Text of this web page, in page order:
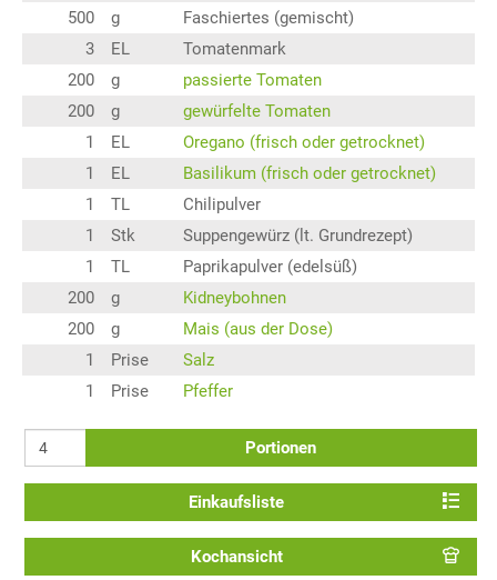
500
g
Faschiertes (gemischt)
3
EL
Tomatenmark
200
g
passierte Tomaten
200
g
gewürfelte Tomaten
1
EL
Oregano (frisch oder getrocknet)
1
EL
Basilikum (frisch oder getrocknet)
1
TL
Chilipulver
1
Stk
Suppengewürz (lt. Grundrezept)
1
TL
Paprikapulver (edelsüß)
200
g
Kidneybohnen
200
g
Mais (aus der Dose)
1
Prise
Salz
1
Prise Pfeffer
Portionen
Einkaufsliste
Kochansicht